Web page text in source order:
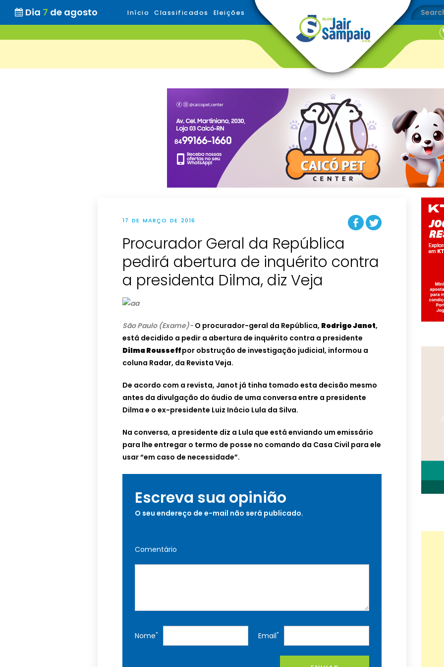
Dia 7 de agosto Início Classificados Eleições
17 DE MARÇO DE 2016
Procurador Geral da República
pedirá abertura de inquérito contra
a presidenta Dilma, diz Veja
São Paulo (Exame)- O procurador-geral da República, Rodrigo Janot,
está decidido a pedir a abertura de inquérito contra a presidente
Dilma Rousseffpor obstrução de investigação judicial, informou a
coluna Radar, da Revista Veja.
De acordo com a revista, Janot já tinha tomado esta decisão mesmo
antes da divulgação do áudio de uma conversa entre a presidente
Dilma e o ex-presidente Luiz Inácio Lula da Silva.
Na conversa, a presidente diz a Lula que está enviando um emissário
para lhe entregar o termo de posse no comando da Casa Civil para ele
usar “em caso de necessidade”.
Escreva sua opinião
O seu endereço de e-mail não será publicado.
Comentário
Nome* Email*